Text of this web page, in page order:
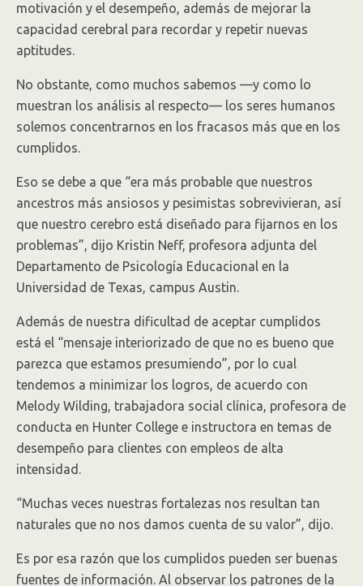
motivación y el desempeño, además de mejorar la
capacidad cerebral para recordar y repetir nuevas
aptitudes.
No obstante, como muchos sabemos —y como lo
muestran los análisis al respecto— los seres humanos
solemos concentrarnos en los fracasos más que en los
cumplidos.
Eso se debe a que “era más probable que nuestros
ancestros más ansiosos y pesimistas sobrevivieran, así
que nuestro cerebro está diseñado para fijarnos en los
problemas”, dijo Kristin Neff, profesora adjunta del
Departamento de Psicología Educacional en la
Universidad de Texas, campus Austin.
Además de nuestra dificultad de aceptar cumplidos
está el “mensaje interiorizado de que no es bueno que
parezca que estamos presumiendo”, por lo cual
tendemos a minimizar los logros, de acuerdo con
Melody Wilding, trabajadora social clínica, profesora de
conducta en Hunter College e instructora en temas de
desempeño para clientes con empleos de alta
intensidad.
“Muchas veces nuestras fortalezas nos resultan tan
naturales que no nos damos cuenta de su valor”, dijo.
Es por esa razón que los cumplidos pueden ser buenas
fuentes de información. Al observar los patrones de la